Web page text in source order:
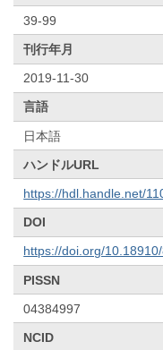
39-99
刊行年月
2019-11-30
言語
日本語
ハンドルURL
https://hdl.handle.net/
DOI
https://doi.org/
PISSN
04384997
NCID